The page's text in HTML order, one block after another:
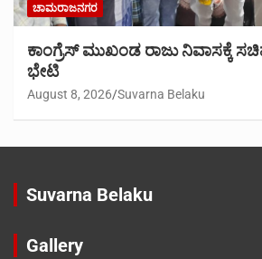
ಚಾಮರಾಜನಗರ
ಕಾಂಗ್ರೆಸ್ ಮುಖಂಡ ರಾಜು ನಿವಾಸಕ್ಕೆ
ಭೇಟಿ
August 8, 2026 Suvarna Belaku
Suvarna Belaku
Gallery